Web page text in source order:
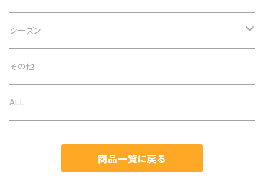
アクセサリー
ネックレス
イヤリング
バッグ
ベルト
シーズン
オケージョン
春夏
その他
ALL
商品一覧に戻る